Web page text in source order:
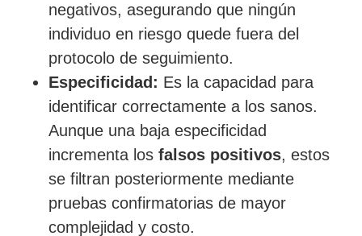
negativos, asegurando que ningún
individuo en riesgo quede fuera del
protocolo de seguimiento.
Especificidad: Es la capacidad para
identificar correctamente a los sanos.
Aunque una baja especificidad
incrementa los falsos positivos, estos
se filtran posteriormente mediante
pruebas confirmatorias de mayor
complejidad y costo.